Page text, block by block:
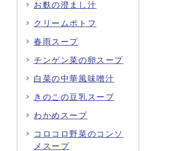
お麩の澄まし汁
クリームポトフ
春雨スープ
チンゲン菜の卵スープ
白菜の中華風味噌汁
きのこの豆乳スープ
わかめスープ
コロコロ野菜のコンソ
メスープ